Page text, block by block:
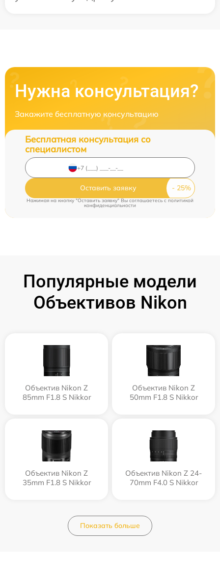
Нужна консультация?
Закажите бесплатную консультацию
Бесплатная консультация со
специалистом
Оставить заявку
Нажимая на кнопку "Оставить заявку" Вы соглашаетесь cполитикой
конфиденциальности
Популярные модели
Объективов Nikon
Объектив Nikon Z
85mm F1.8 S Nikkor
Объектив Nikon Z
50mm F1.8 S Nikkor
Объектив Nikon Z
35mm F1.8 S Nikkor
Объектив Nikon Z 24-
70mm F4.0 S Nikkor
Показать больше